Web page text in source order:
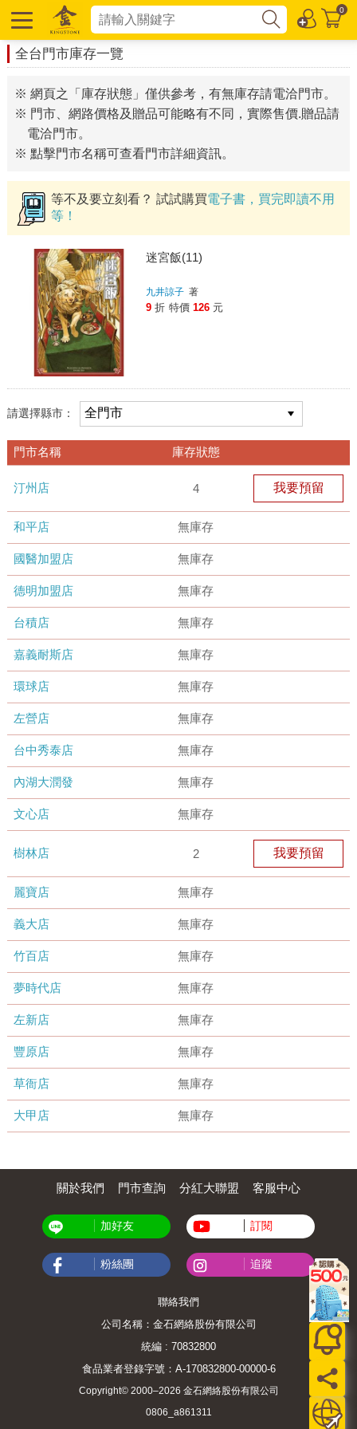
0
全台門市庫存一覽
※ 網頁之「庫存狀態」僅供參考，有無庫存請電洽門市。
※ 門市、網路價格及贈品可能略有不同，實際售價.贈品請
電洽門市。
※ 點擊門市名稱可查看門市詳細資訊。
等不及要立刻看？ 試試購買電子書，買完即讀不用
等！
迷宮飯(11)
九井諒子 著
9 折 特價 126 元
請選擇縣市：
門市名稱 庫存狀態
汀州店 4 我要預留
和平店 無庫存
國醫加盟店 無庫存
德明加盟店 無庫存
台積店 無庫存
嘉義耐斯店 無庫存
環球店 無庫存
左營店 無庫存
台中秀泰店 無庫存
內湖大潤發 無庫存
文心店 無庫存
樹林店 2 我要預留
麗寶店 無庫存
義大店 無庫存
竹百店 無庫存
夢時代店 無庫存
左新店 無庫存
豐原店 無庫存
草衙店 無庫存
大甲店 無庫存
關於我們 門市查詢 分紅大聯盟 客服中心
加好友 訂閱
粉絲團 追蹤
聯絡我們
公司名稱：金石網絡股份有限公司
統編 : 70832800
食品業者登錄字號：A-170832800-00000-6
Copyright© 2000–2026 金石網絡股份有限公司
0806_a861311